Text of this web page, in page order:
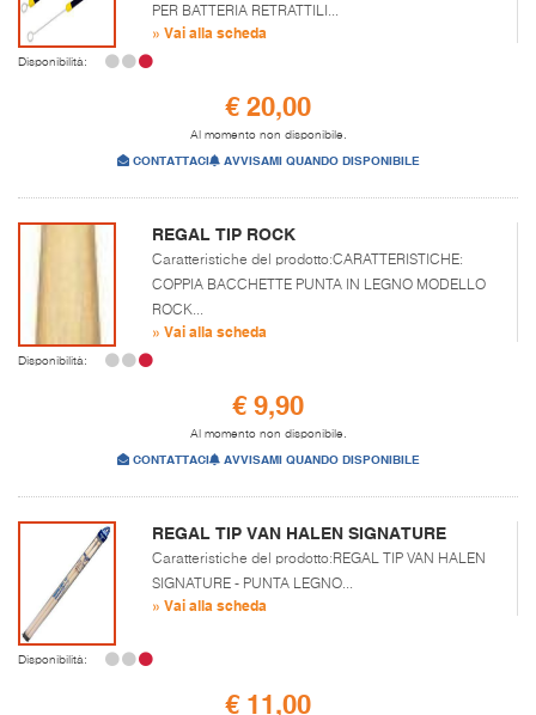
PER BATTERIA RETRATTILI...
» Vai alla scheda
Disponibilità:
€ 20,00
Al momento non disponibile.
CONTATTACI AVVISAMI QUANDO DISPONIBILE
REGAL TIP ROCK
Caratteristiche del prodotto:CARATTERISTICHE:
COPPIA BACCHETTE PUNTA IN LEGNO MODELLO
ROCK...
» Vai alla scheda
Disponibilità:
€ 9,90
Al momento non disponibile.
CONTATTACI AVVISAMI QUANDO DISPONIBILE
REGAL TIP VAN HALEN SIGNATURE
Caratteristiche del prodotto:REGAL TIP VAN HALEN
SIGNATURE - PUNTA LEGNO...
» Vai alla scheda
Disponibilità:
€ 11,00